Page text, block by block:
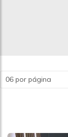
06 por página